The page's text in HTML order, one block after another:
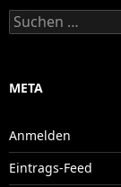
Suchen
nach:
META
Anmelden
Eintrags-Feed